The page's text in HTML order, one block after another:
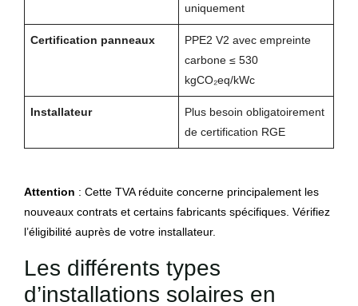
uniquement
Certification panneaux
PPE2 V2 avec empreinte
carbone ≤ 530
kgCO₂eq/kWc
Installateur
Plus besoin obligatoirement
de certification RGE
Attention : Cette TVA réduite concerne principalement les
nouveaux contrats et certains fabricants spécifiques. Vérifiez
l’éligibilité auprès de votre installateur.
Les différents types
d’installations solaires en